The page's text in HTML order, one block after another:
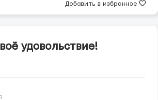
Добавить в избранное
удовольствие!